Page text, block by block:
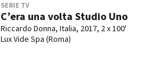
SERIE TV
C’era una volta Studio Uno
Riccardo Donna, Italia, 2017, 2 x 100'
Lux Vide Spa (Roma)